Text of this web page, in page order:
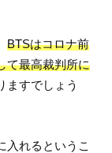
BTSはコロナ前
て最高裁判所に
ますでしょう
入れるというこ